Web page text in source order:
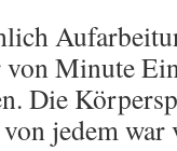
Minute
Die
jedem war